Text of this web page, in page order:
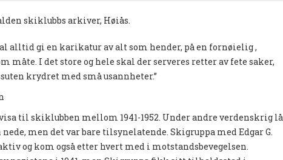
skiklubbs arkiver, Høiås.
alltid gi en karikatur av alt som hender, på en fornøielig ,
måte. I det store og hele skal der serveres retter av fete saker,
krydret med små usannheter.”
til skiklubben mellom 1941-1952. Under andre verdenskrig lå
men det var bare tilsynelatende. Skigruppa med Edgar G.
og kom også etter hvert med i motstandsbevegelsen.